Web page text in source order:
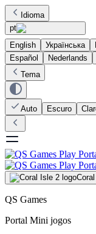
Idioma
pt
English
Українська
Español
Nederlands
Tema
Auto Escuro
QS Games
Portal Mini jogos